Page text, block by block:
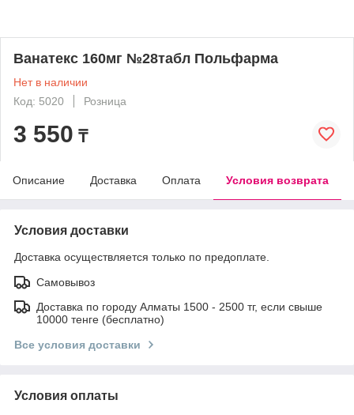
Ванатекс 160мг №28табл Польфарма
Нет в наличии
Код: 5020
Розница
3 550 ₸
Описание Доставка Оплата Условия возврата
Условия доставки
Доставка осуществляется только по предоплате.
Самовывоз
Доставка по городу Алматы 1500 - 2500 тг, если свыше
10000 тенге (бесплатно)
Все условия доставки
Условия оплаты